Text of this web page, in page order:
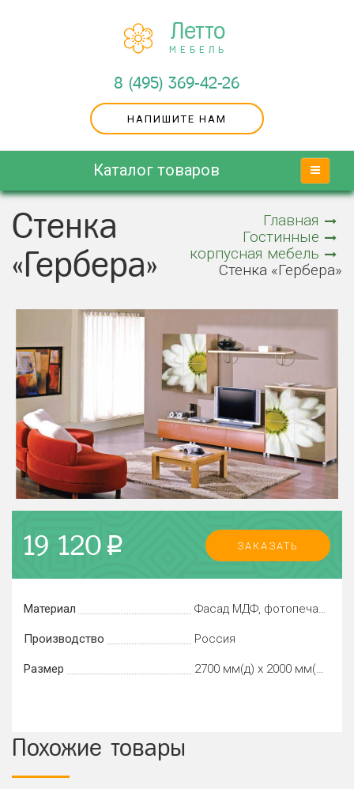
Летто
МЕБЕЛЬ
8 (495) 369-42-26
НАПИШИТЕ НАМ
Каталог товаров
Стенка
«Гербера»
Главная
Гостинные
корпусная мебель
Стенка «Гербера»
19 120 p ЗАКАЗАТЬ
Материал Фасад МДФ, фотопечать
Производство Россия
Размер 2700 мм(д) х 2000 мм(в) х 400 мм(глубина)
Похожие товары